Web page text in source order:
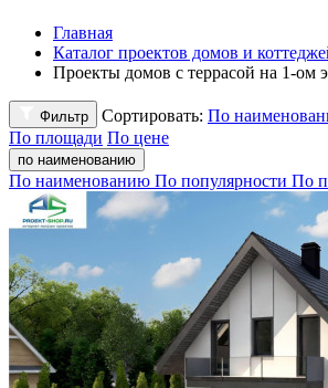
Главная
Каталог проектов домов и
Проекты домов с террасой на 1-ом
Фильтр Сортировать: По
По площади По цене
по наименованию
По наименованию По популярности По